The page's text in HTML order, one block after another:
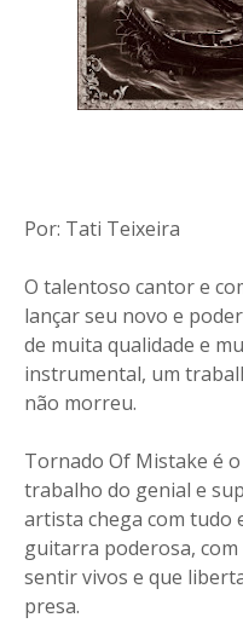
Por: Tati Teixeira
O talentoso cantor e
lançar seu novo e
de muita qualidade e
instrumental, um
não morreu.
Tornado Of Mistake é
trabalho do genial e
artista chega com tudo
guitarra poderosa,
sentir vivos e que
presa.